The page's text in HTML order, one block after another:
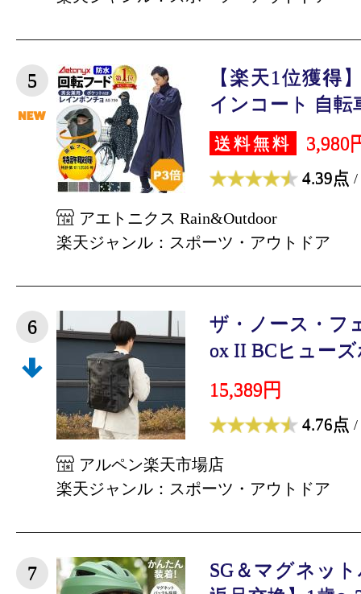
5
【楽天1位獲得
インコート 自転
送料無料 3,980
4.39点 /
アエトニクス Rain&Outdoor
楽天ジャンル：スポーツ・アウトドア
6
ザ・ノース・フ
ox II BCヒュー
15,389円
4.76点 /
アルペン楽天市場店
楽天ジャンル：スポーツ・アウトドア
7
SG＆マグネッ